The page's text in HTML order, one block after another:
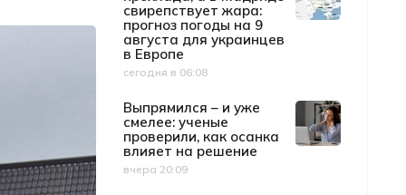
свирепствует жара:
прогноз погоды на 9
августа для украинцев
в Европе
Дата публикации
сегодня в 06:08
Выпрямился – и уже
смелее: ученые
проверили, как осанка
влияет на решение
Дата публикации
вчера 20:09